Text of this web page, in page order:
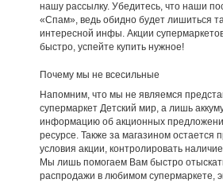
нашу рассылку. Убедитесь, что наши
«Спам», ведь обидно будет лишиться
интересной инфы. Акции
быстро, успейте купить нужное!
Почему мы не всесильные
Напомним, что мы не являемся
супермаркет Детский мир, а лишь
информацию об акционных
ресурсе. Также за магазином остается
условия акции, контролировать
Мы лишь помогаем Вам быстро
распродажи в любимом супермаркете,